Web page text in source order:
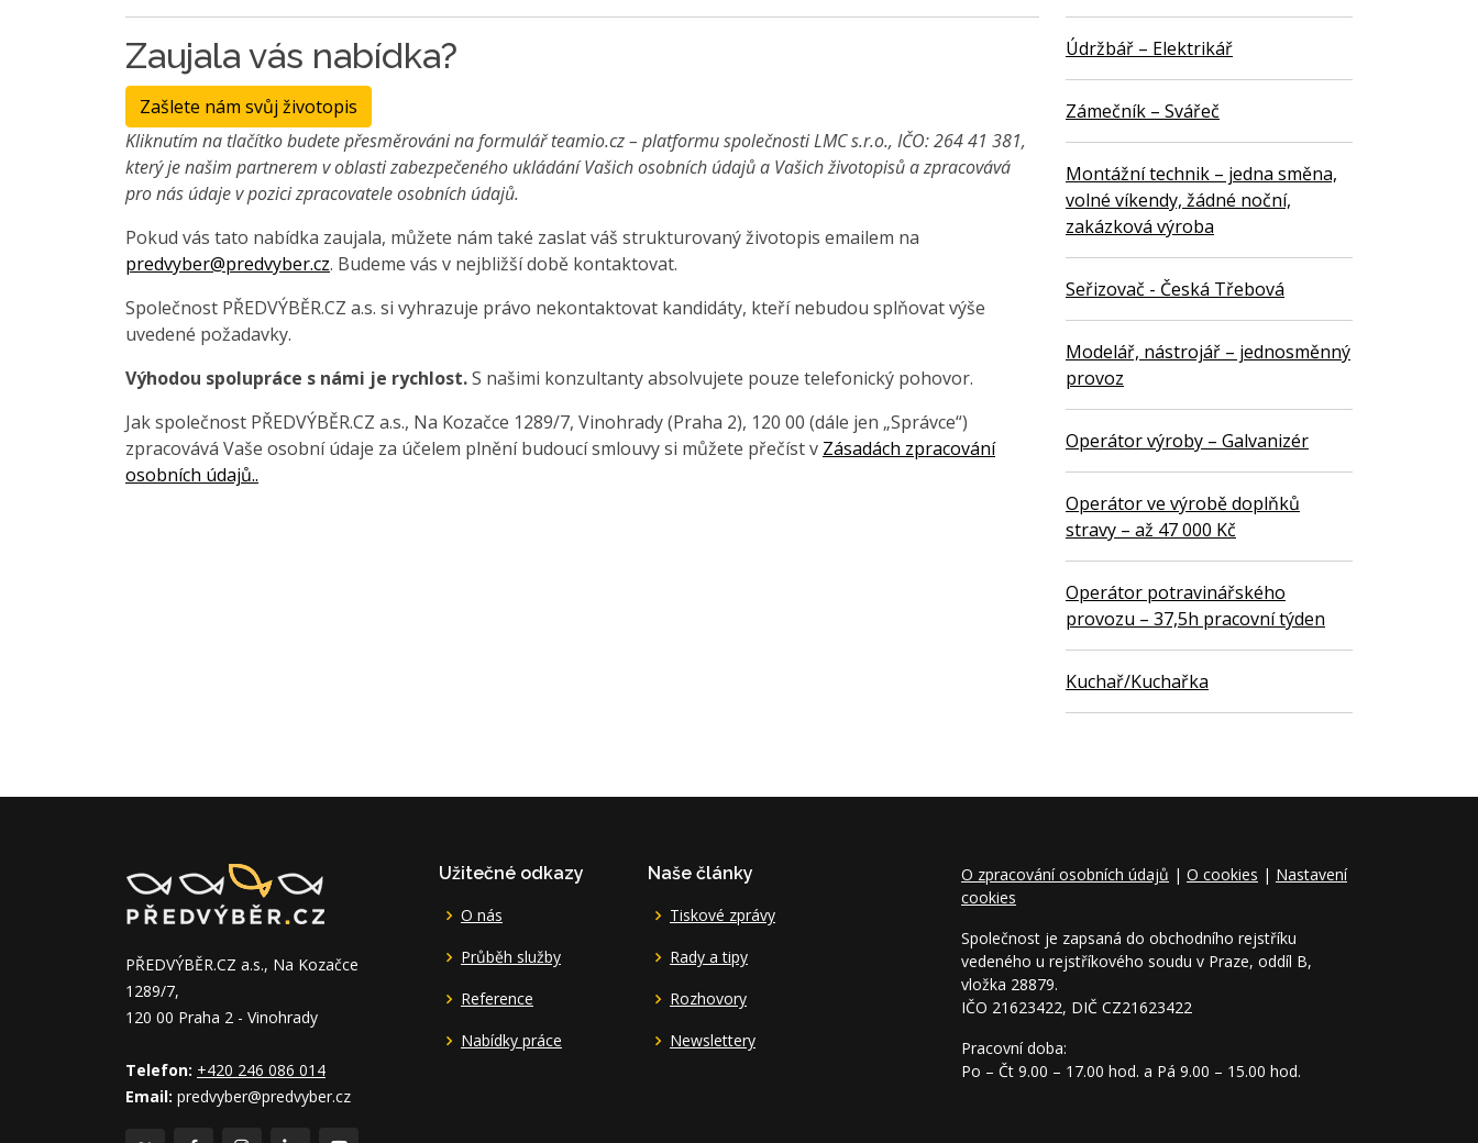
Zaujala vás nabídka?
Zašlete nám svůj životopis
Kliknutím na tlačítko budete přesměrováni na formulář teamio.cz – platformu společnosti LMC s.r.o., IČO: 264 41 381,
který je našim partnerem v oblasti zabezpečeného ukládání Vašich osobních údajů a Vašich životopisů a zpracovává
pro nás údaje v pozici zpracovatele osobních údajů.
Pokud vás tato nabídka zaujala, můžete nám také zaslat váš strukturovaný životopis emailem na
predvyber@predvyber.cz. Budeme vás v nejbližší době kontaktovat.
Společnost PŘEDVÝBĚR.CZ a.s. si vyhrazuje právo nekontaktovat kandidáty, kteří nebudou splňovat výše
uvedené požadavky.
Výhodou spolupráce s námi je rychlost.S našimi konzultanty absolvujete pouze telefonický pohovor.
Jak společnost PŘEDVÝBĚR.CZ a.s., Na Kozačce 1289/7, Vinohrady (Praha 2), 120 00 (dále jen „Správce“)
zpracovává Vaše osobní údaje za účelem plnění budoucí smlouvy si můžete přečíst v Zásadách zpracování
osobních údajů..
Údržbář – Elektrikář
Zámečník – Svářeč
Montážní technik – jedna směna,
volné víkendy, žádné noční,
zakázková výroba
Seřizovač - Česká Třebová
Modelář, nástrojář – jednosměnný
provoz
Operátor výroby – Galvanizér
Operátor ve výrobě doplňků
stravy – až 47 000 Kč
Operátor potravinářského
provozu – 37,5h pracovní týden
Kuchař/Kuchařka
PŘEDVÝBĚR.CZ a.s., Na Kozačce
1289/7,
120 00 Praha 2 - Vinohrady
Telefon: +420 246 086 014
Email: predvyber@predvyber.cz
Užitečné odkazy
O nás
Průběh služby
Reference
Nabídky práce
Naše články
Tiskové zprávy
Rady a tipy
Rozhovory
Newslettery
O zpracování osobních údajů | O cookies | Nastavení
cookies
Společnost je zapsaná do obchodního rejstříku
vedeného u rejstříkového soudu v Praze, oddíl B,
vložka 28879.
IČO 21623422, DIČ CZ21623422
Pracovní doba:
Po – Čt 9.00 – 17.00 hod. a Pá 9.00 – 15.00 hod.